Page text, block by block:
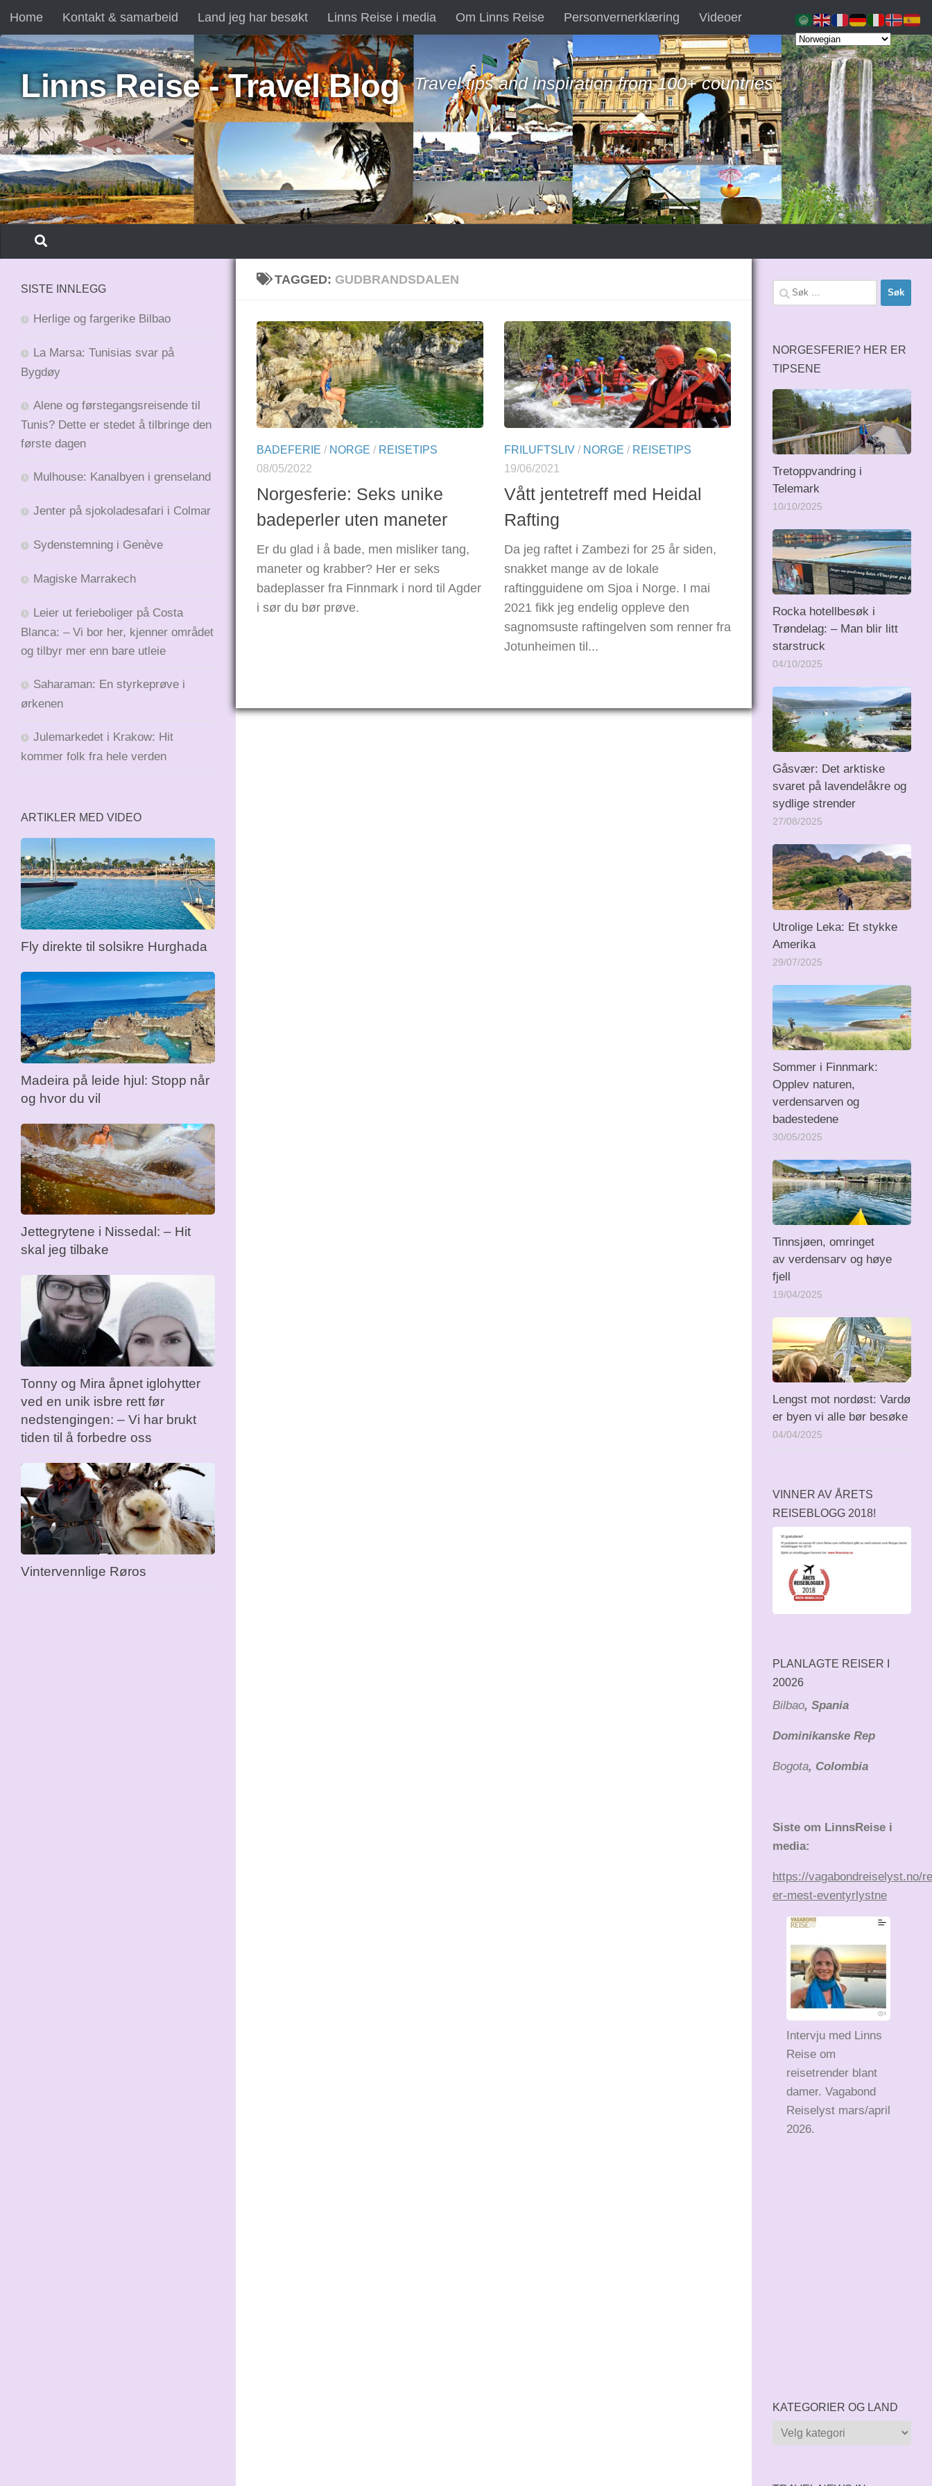
Skip to content
Home Kontakt & samarbeid Land jeg har besøkt Linns Reise i media Om Linns Reise Personvernerklæring Videoer
Linns Reise - Travel Blog Travel tips and inspiration from 100+ countries
TAGGED: GUDBRANDSDALEN
BADEFERIE / NORGE / REISETIPS
08/05/2022
Norgesferie: Seks unike
badeperler uten maneter
Er du glad i å bade, men misliker tang,
maneter og krabber? Her er seks
badeplasser fra Finnmark i nord til Agder
i sør du bør prøve.
FRILUFTSLIV / NORGE / REISETIPS
19/06/2021
Vått jentetreff med Heidal
Rafting
Da jeg raftet i Zambezi for 25 år siden,
snakket mange av de lokale
raftingguidene om Sjoa i Norge. I mai
2021 fikk jeg endelig oppleve den
sagnomsuste raftingelven som renner fra
Jotunheimen til...
SISTE INNLEGG
Herlige og fargerike Bilbao
La Marsa: Tunisias svar på
Bygdøy
Alene og førstegangsreisende til
Tunis? Dette er stedet å tilbringe den
første dagen
Mulhouse: Kanalbyen i grenseland
Jenter på sjokoladesafari i Colmar
Sydenstemning i Genève
Magiske Marrakech
Leier ut ferieboliger på Costa
Blanca: – Vi bor her, kjenner området
og tilbyr mer enn bare utleie
Saharaman: En styrkeprøve i
ørkenen
Julemarkedet i Krakow: Hit
kommer folk fra hele verden
ARTIKLER MED VIDEO
Fly direkte til solsikre Hurghada
Madeira på leide hjul: Stopp når
og hvor du vil
Jettegrytene i Nissedal: – Hit
skal jeg tilbake
Tonny og Mira åpnet iglohytter
ved en unik isbre rett før
nedstengingen: – Vi har brukt
tiden til å forbedre oss
Vintervennlige Røros
Søk
etter:
NORGESFERIE? HER ER
TIPSENE
Tretoppvandring i
Telemark
10/10/2025
Rocka hotellbesøk i
Trøndelag: – Man blir litt
starstruck
04/10/2025
Gåsvær: Det arktiske
svaret på lavendelåkre og
sydlige strender
27/08/2025
Utrolige Leka: Et stykke
Amerika
29/07/2025
Sommer i Finnmark:
Opplev naturen,
verdensarven og
badestedene
30/05/2025
Tinnsjøen, omringet
av verdensarv og høye
fjell
19/04/2025
Lengst mot nordøst: Vardø
er byen vi alle bør besøke
04/04/2025
VINNER AV ÅRETS
REISEBLOGG 2018!
PLANLAGTE REISER I
20026
Bilbao, Spania
Dominikanske Rep
Bogota, Colombia
Siste om LinnsReise i
media:
https://vagabondreiselyst.no/
er-mest-eventyrlystne
Intervju med Linns
Reise om
reisetrender blant
damer. Vagabond
Reiselyst mars/april
2026.
KATEGORIER OG LAND
Kategorier